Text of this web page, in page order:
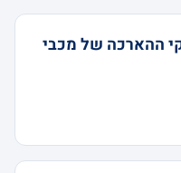
ההארכה של מכבי